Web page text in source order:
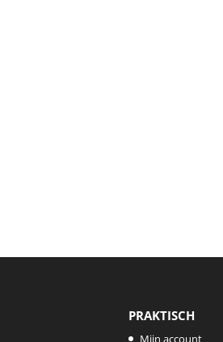
PRAKTISCH
Mijn account